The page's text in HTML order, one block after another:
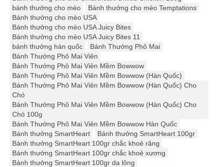
bánh thưởng cho mèo
Bánh thưởng cho mèo Temptations
Bánh thưởng cho mèo USA
Bánh thưởng cho mèo USA Juicy Bites
Bánh thưởng cho mèo USA Juicy Bites 11
bánh thưởng hàn quốc
Bánh Thưởng Phô Mai
Bánh Thưởng Phô Mai Viên
Bánh Thưởng Phô Mai Viên Mềm Bowwow
Bánh Thưởng Phô Mai Viên Mềm Bowwow (Hàn Quốc)
Bánh Thưởng Phô Mai Viên Mềm Bowwow (Hàn Quốc) Cho
Chó
Bánh Thưởng Phô Mai Viên Mềm Bowwow (Hàn Quốc) Cho
Chó 100g
Bánh Thưởng Phô Mai Viên Mềm Bowwow Hàn Quốc
Bánh thưởng SmartHeart
Bánh thưởng SmartHeart 100gr
Bánh thưởng SmartHeart 100gr chắc khoẻ răng
Bánh thưởng SmartHeart 100gr chắc khoẻ xương
Bánh thưởng SmartHeart 100gr da lông